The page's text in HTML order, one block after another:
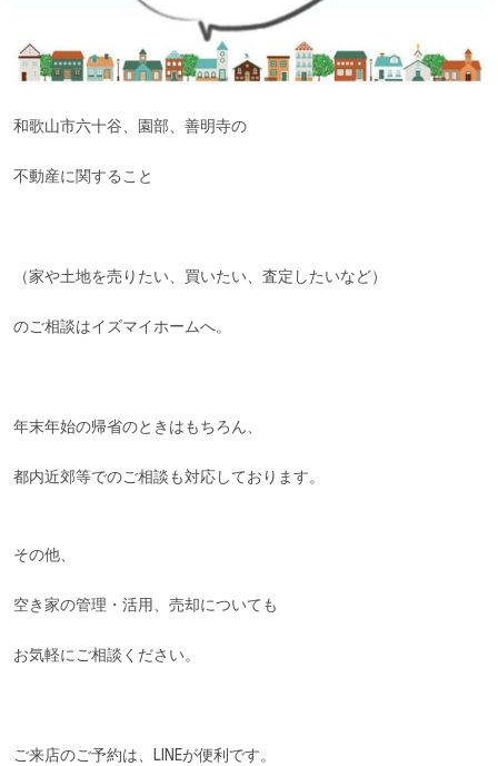
和歌山市六十谷、園部、善明寺の
不動産に関すること
（家や土地を売りたい、買いたい、査定したいなど）
のご相談はイズマイホームへ。
年末年始の帰省のときはもちろん、
都内近郊等でのご相談も対応しております。
その他、
空き家の管理・活用、売却についても
お気軽にご相談ください。
ご来店のご予約は、LINEが便利です。